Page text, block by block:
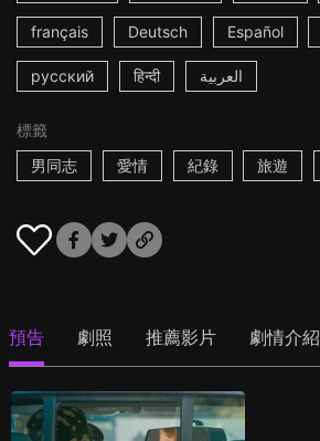
français Deutsch Español
русский हिन्दी العربية
標籤
男同志
愛情 紀錄 旅遊
預告 劇照 推薦影片 劇情介紹